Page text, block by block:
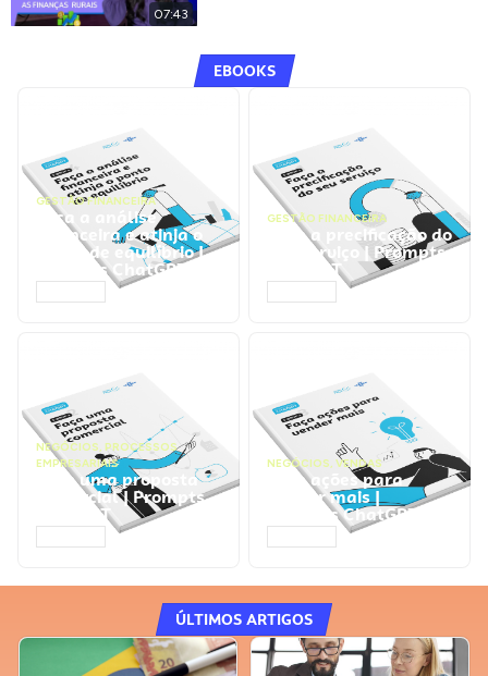
07:43
EBOOKS
GESTÃO FINANCEIRA
Faça a análise
financeira e atinja o
ponto de equilíbrio |
Prompts ChatGPT
GESTÃO FINANCEIRA
Faça a precificação do
seu serviço | Prompts
ChatGPT
NEGÓCIOS, PROCESSOS
EMPRESARIAIS
Faça uma proposta
comercial | Prompts
ChatGPT
NEGÓCIOS, VENDAS
Faça ações para
vender mais |
Prompts ChatGPT
ÚLTIMOS ARTIGOS